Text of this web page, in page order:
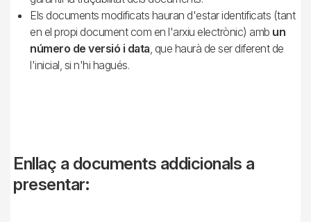
Els documents modificats hauran d'estar identificats (tant
en el propi document com en l'arxiu electrònic) amb un
número de versió i data, que haurà de ser diferent de
l'inicial, si n'hi hagués.
Enllaç a documents addicionals a
presentar: